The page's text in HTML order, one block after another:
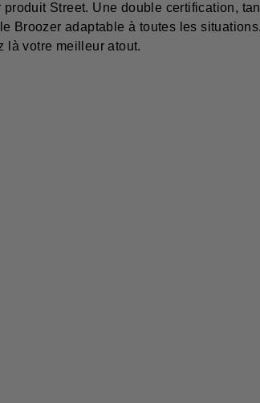
Street. Une double certification,
Broozer adaptable à toutes les
là votre meilleur atout.